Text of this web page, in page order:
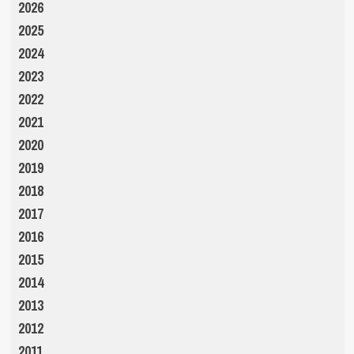
2026
2025
2024
2023
2022
2021
2020
2019
2018
2017
2016
2015
2014
2013
2012